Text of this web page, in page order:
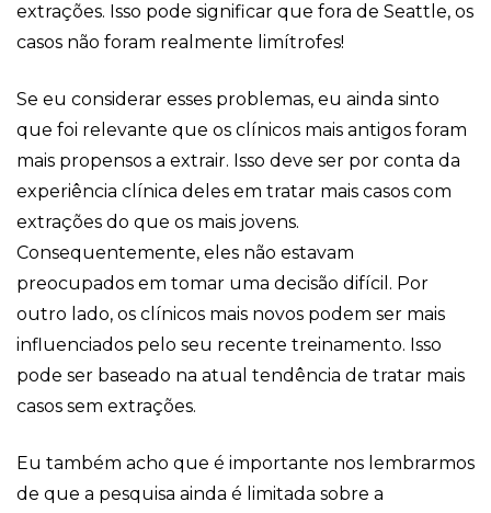
extrações. Isso pode significar que fora de Seattle, os
casos não foram realmente limítrofes!
Se eu considerar esses problemas, eu ainda sinto
que foi relevante que os clínicos mais antigos foram
mais propensos a extrair. Isso deve ser por conta da
experiência clínica deles em tratar mais casos com
extrações do que os mais jovens.
Consequentemente, eles não estavam
preocupados em tomar uma decisão difícil. Por
outro lado, os clínicos mais novos podem ser mais
influenciados pelo seu recente treinamento. Isso
pode ser baseado na atual tendência de tratar mais
casos sem extrações.
Eu também acho que é importante nos lembrarmos
de que a pesquisa ainda é limitada sobre a